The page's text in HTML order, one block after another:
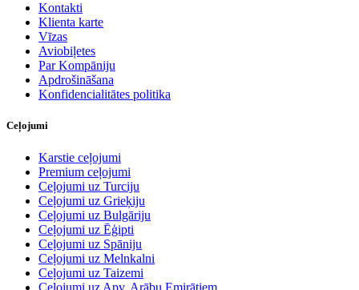
Kontakti
Klienta karte
Vīzas
Aviobiļetes
Par Kompāniju
Apdrošināšana
Konfidencialitātes politika
Ceļojumi
Karstie ceļojumi
Premium ceļojumi
Ceļojumi uz Turciju
Ceļojumi uz Grieķiju
Ceļojumi uz Bulgāriju
Ceļojumi uz Ēģipti
Ceļojumi uz Spāniju
Ceļojumi uz Melnkalni
Ceļojumi uz Taizemi
Ceļojumi uz Apv. Arābu Emirātiem